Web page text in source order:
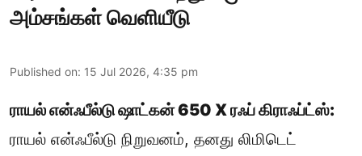
அம்சங்கள் வெளியீடு
Published on: 15 Jul 2026, 4:35 pm
ராயல் என்ஃபீல்டு ஷாட்கன் 650 X ரஃப் கிராஃப்ட்ஸ்:
ராயல் என்ஃபீல்டு நிறுவனம், தனது லிமிடெட்